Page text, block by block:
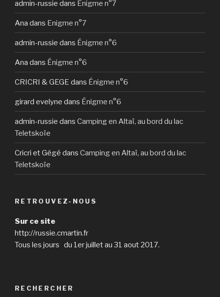
admin-russie dans Enigme n°7
Ana dans Enigme n°7
admin-russie dans Énigme n°6
Ana dans Énigme n°6
CRICRI & GEGE dans Énigme n°6
girard evelyne dans Énigme n°6
admin-russie dans Camping en Altaï, au bord du lac
Teletskoïe
Cricri et Gégé dans Camping en Altaï, au bord du lac
Teletskoïe
RETROUVEZ-NOUS
Sur ce site
http://russie.cmartin.fr
Tous les jours du 1er juillet au 31 aout 2017.
RECHERCHER